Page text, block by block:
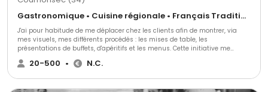
Gastronomique • Cuisine régionale • Français Traditionnel
J'ai pour habitude de me déplacer chez les clients afin de montrer, via
mes visuels, mes différents procédés : les mises de table, les
présentations de buffets, d'apéritifs et les menus. Cette initiative me
permet de définir la prestation la plus adaptée à vos attentes Alors,
n'hésitez pas.. Appelez moi ou envoyez moi une demande ...
20-500 • N.C.